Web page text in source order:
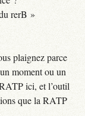
rerB »
plaignez parce
moment ou un
ici, et l’outil
que la RATP